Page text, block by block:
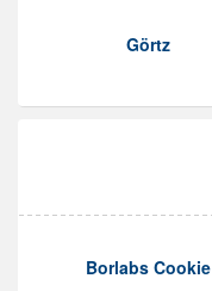
Görtz
Borlabs Cookie